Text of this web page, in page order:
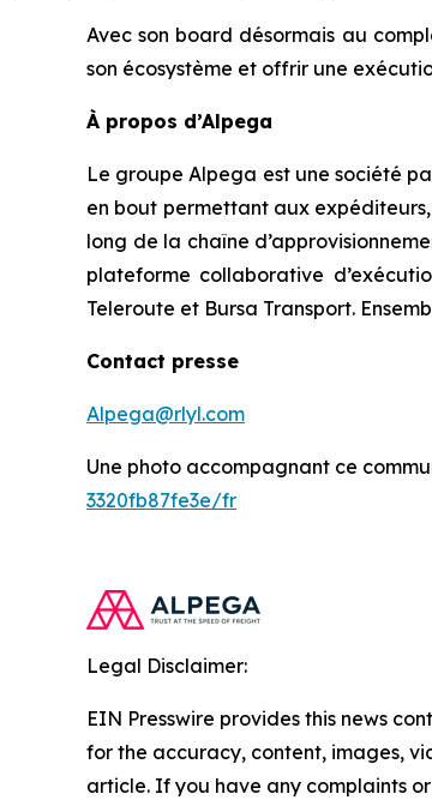
Avec son board désormais au
son écosystème et offrir une
À propos d’Alpega
Le groupe Alpega est une société
en bout permettant aux
long de la chaîne
plateforme collaborative
Teleroute et Bursa Transport.
Contact presse
Alpega@rlyl.com
Une photo accompagnant ce
3320fb87fe3e/fr
Legal Disclaimer:
EIN Presswire provides this news
for the accuracy, content, images,
article. If you have any complaints